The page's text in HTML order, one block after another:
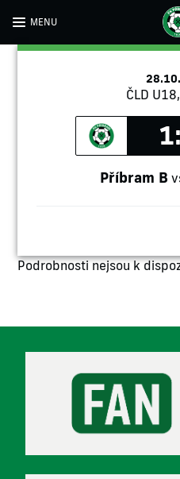
MENU
ČLD
Příbram B
Podrobnosti nejsou k